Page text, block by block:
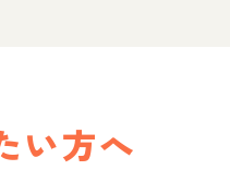
い方へ